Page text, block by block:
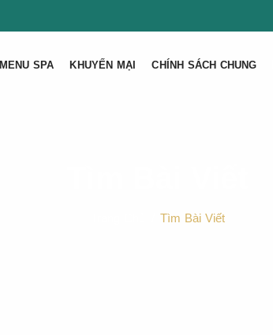
MENU SPA KHUYẾN MẠI CHÍNH SÁCH CHUNG
Tìm Bài Viết